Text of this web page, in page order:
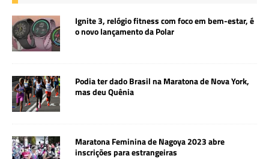
Ignite 3, relógio fitness com foco em bem-estar, é
o novo lançamento da Polar
Podia ter dado Brasil na Maratona de Nova York,
mas deu Quênia
Maratona Feminina de Nagoya 2023 abre
inscrições para estrangeiras